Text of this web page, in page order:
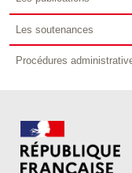
Les soutenances
Procédures